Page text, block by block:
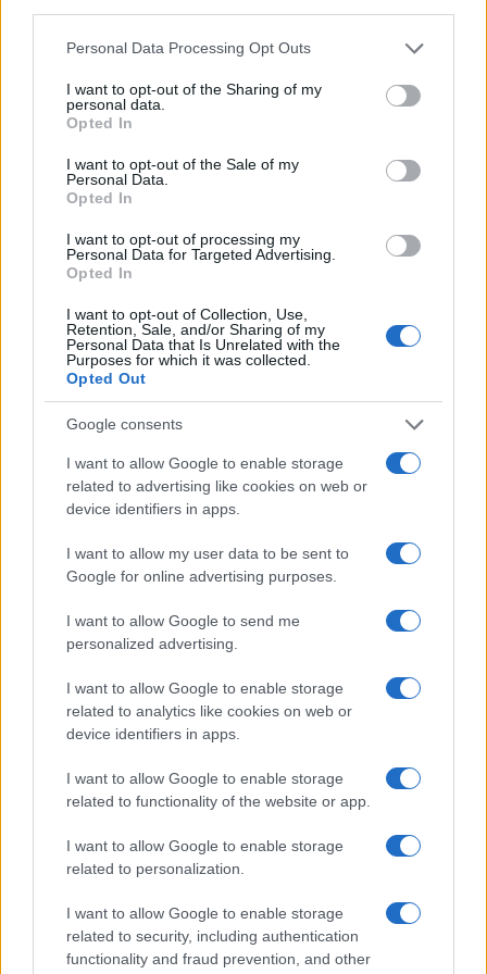
Please note that this website/app uses one or more Google
not limited to your visit or usage behaviour. You may click to
grant or deny consent to Google and its third-party tags to
use your data for below specified purposes in below Google
consent section.
Personal Data Processing Opt Outs
I want to opt-out of the Sharing of my
personal data.
Opted In
I want to opt-out of the Sale of my
Personal Data.
Opted In
I want to opt-out of processing my
Personal Data for Targeted Advertising.
Opted In
I want to opt-out of Collection, Use,
Retention, Sale, and/or Sharing of my
Personal Data that Is Unrelated with the
Purposes for which it was collected.
Opted Out
Google consents
I want to allow Google to enable storage
related to advertising like cookies on web or
device identifiers in apps.
I want to allow my user data to be sent to
Google for online advertising purposes.
I want to allow Google to send me
personalized advertising.
I want to allow Google to enable storage
related to analytics like cookies on web or
device identifiers in apps.
I want to allow Google to enable storage
related to functionality of the website or app.
I want to allow Google to enable storage
related to personalization.
I want to allow Google to enable storage
related to security, including authentication
functionality and fraud prevention, and other
AUTEUR
Infos Rédaction
À lire aussi
ECONOMIE